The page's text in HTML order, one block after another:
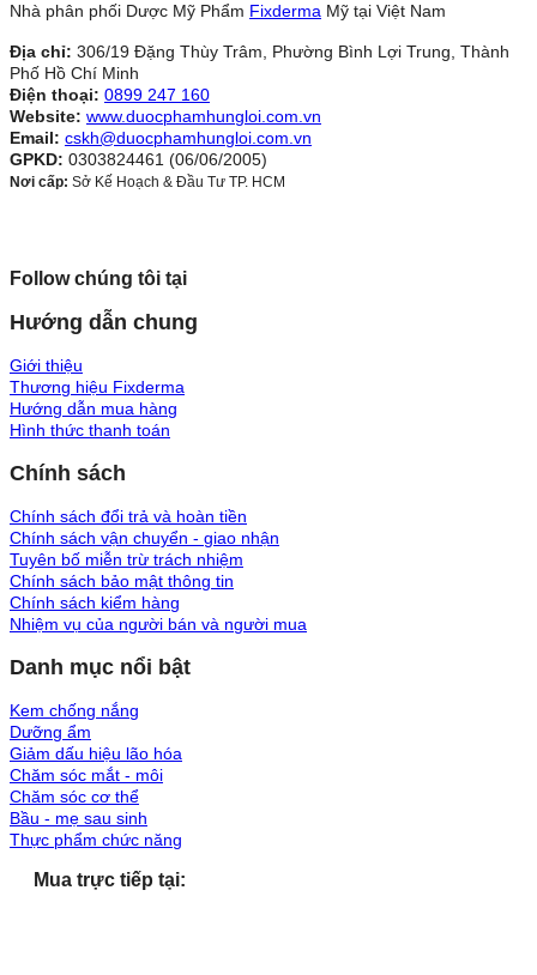
Nhà phân phối Dược Mỹ Phẩm Fixderma Mỹ tại Việt Nam
Địa chỉ: 306/19 Đặng Thùy Trâm, Phường Bình Lợi Trung, Thành
Phố Hồ Chí Minh
Điện thoại: 0899 247 160
Website: www.duocphamhungloi.com.vn
Email: cskh@duocphamhungloi.com.vn
GPKD: 0303824461 (06/06/2005)
Nơi cấp: Sở Kế Hoạch & Đầu Tư TP. HCM
Follow chúng tôi tại
Hướng dẫn chung
Giới thiệu
Thương hiệu Fixderma
Hướng dẫn mua hàng
Hình thức thanh toán
Chính sách
Chính sách đổi trả và hoàn tiền
Chính sách vận chuyển - giao nhận
Tuyên bố miễn trừ trách nhiệm
Chính sách bảo mật thông tin
Chính sách kiểm hàng
Nhiệm vụ của người bán và người mua
Danh mục nổi bật
Kem chống nắng
Dưỡng ẩm
Giảm dấu hiệu lão hóa
Chăm sóc mắt - môi
Chăm sóc cơ thể
Bầu - mẹ sau sinh
Thực phẩm chức năng
Mua trực tiếp tại: